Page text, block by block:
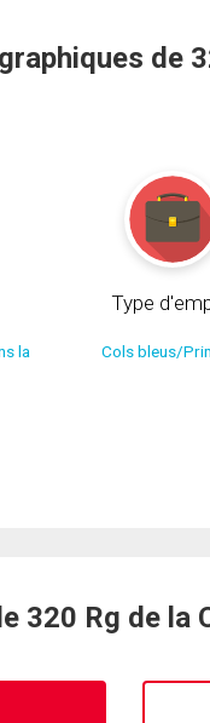
de
la
Type
Cols bleus/
320 Rg de la